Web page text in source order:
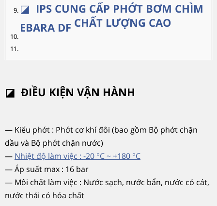
◪ IPS CUNG CẤP PHỚT BƠM CHÌM
EBARA DF CHẤT LƯỢNG CAO
◪ ĐIỀU KIỆN VẬN HÀNH
— Kiểu phớt : Phớt cơ khíđôi (bao gồm Bộ phớt chặn
dầu và Bộ phớt chặn nước)
— Nhiệt độ làm việc : -20 °C ~ +180 °C
—Áp suất max : 16 bar
— Môi chất làm việc : Nước sạch, nước bẩn, nước có cát,
nước thải có hóa chất